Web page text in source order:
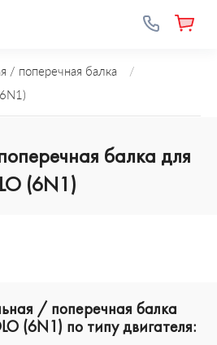
/ поперечная балка
/
балка для
(6N1)
/ поперечная балка
(6N1) по типу двигателя: